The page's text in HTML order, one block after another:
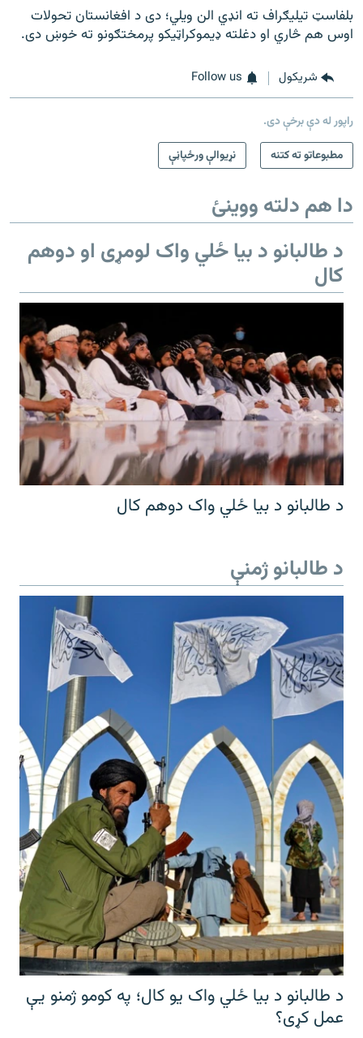
بلفاسټ تیلیګراف ته انډي الن ویلي؛ دی د افغانستان تحولات
اوس هم څاري او دغلته ډیموکراټیکو پرمختګونو ته خوښ دی.
شريکول Follow us
راپور له دې برخې دی.
مطبوعاتو ته کتنه
نړیوالې ورځپاڼې
دا هم دلته ووینئ
د طالبانو د بیا ځلي واک لومړی او دوهم
کال
د طالبانو د بیا ځلي واک دوهم کال
د طالبانو ژمنې
د طالبانو د بیا ځلي واک یو کال؛ په کومو ژمنو یې
عمل کړی؟